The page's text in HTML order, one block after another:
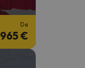
Da
965 €